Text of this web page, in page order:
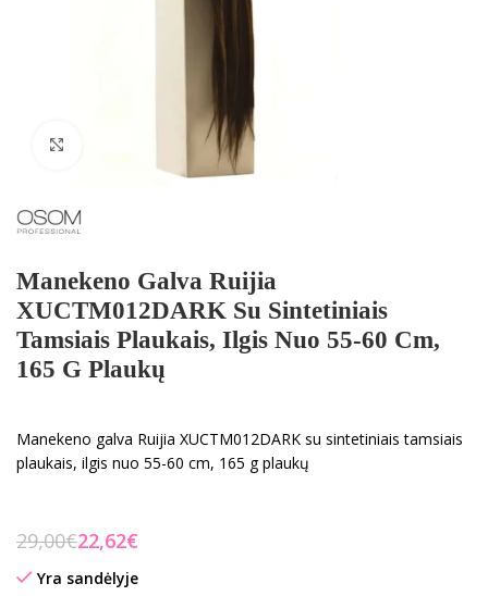
Spustelėkite norėdami padidinti
Manekeno Galva Ruijia
XUCTM012DARK Su Sintetiniais
Tamsiais Plaukais, Ilgis Nuo 55-60 Cm,
165 G Plaukų
Manekeno galva Ruijia XUCTM012DARK su sintetiniais tamsiais
plaukais, ilgis nuo 55-60 cm, 165 g plaukų
29,00€22,62€
Yra sandėlyje